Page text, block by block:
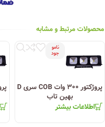
محصولات مرتبط و مشابه
نامو
جود
پروژکتور ۳۰۰ وات COB سری D
بهین تاب
اطلاعات بیشتر